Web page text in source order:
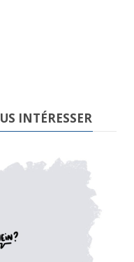
INTÉRESSER